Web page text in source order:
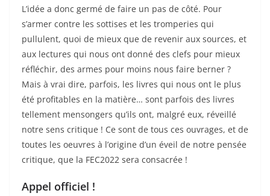
L’idée a donc germé de faire un pas de côté. Pour
s’armer contre les sottises et les tromperies qui
pullulent, quoi de mieux que de revenir aux sources, et
aux lectures qui nous ont donné des clefs pour mieux
réfléchir, des armes pour moins nous faire berner ?
Mais à vrai dire, parfois, les livres qui nous ont le plus
été profitables en la matière… sont parfois des livres
tellement mensongers qu’ils ont, malgré eux, réveillé
notre sens critique ! Ce sont de tous ces ouvrages, et de
toutes les oeuvres à l’origine d’un éveil de notre pensée
critique, que la FEC2022 sera consacrée !
Appel officiel !